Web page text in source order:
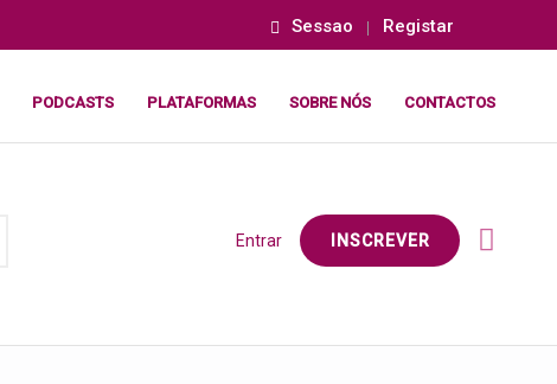
Sessao Registar
PODCASTS PLATAFORMAS SOBRE NÓS CONTACTOS
Entrar INSCREVER